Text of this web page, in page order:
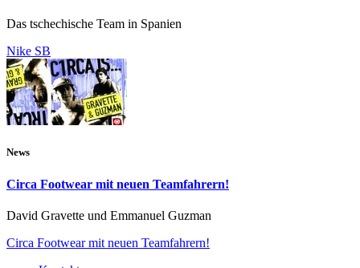
Das tschechische Team in Spanien
Nike SB
News
Circa Footwear mit neuen Teamfahrern!
David Gravette und Emmanuel Guzman
Circa Footwear mit neuen Teamfahrern!